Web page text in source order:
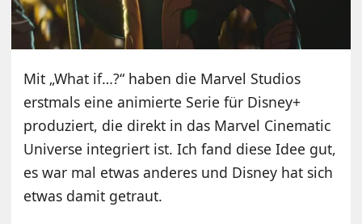
Mit „What if…?“ haben die Marvel Studios
erstmals eine animierte Serie für Disney+
produziert, die direkt in das Marvel Cinematic
Universe integriert ist. Ich fand diese Idee gut,
es war mal etwas anderes und Disney hat sich
etwas damit getraut.